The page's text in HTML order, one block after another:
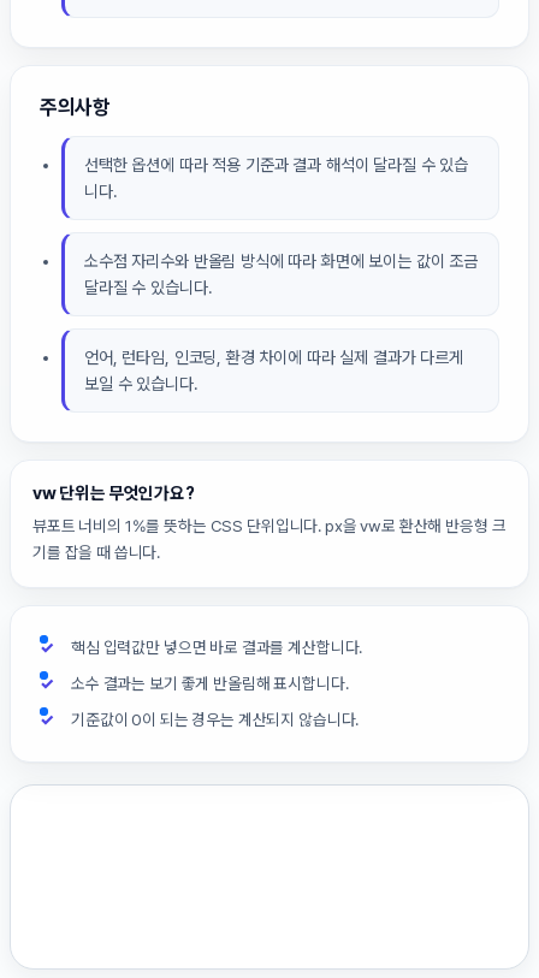
주의사항
선택한 옵션에 따라 적용 기준과 결과 해석이 달라질 수 있습
니다.
소수점 자리수와 반올림 방식에 따라 화면에 보이는 값이 조금
달라질 수 있습니다.
언어, 런타임, 인코딩, 환경 차이에 따라 실제 결과가 다르게
보일 수 있습니다.
vw 단위는 무엇인가요?
뷰포트 너비의 1%를 뜻하는 CSS 단위입니다. px을 vw로 환산해 반응형 크
기를 잡을 때 씁니다.
핵심 입력값만 넣으면 바로 결과를 계산합니다.
소수 결과는 보기 좋게 반올림해 표시합니다.
기준값이 0이 되는 경우는 계산되지 않습니다.